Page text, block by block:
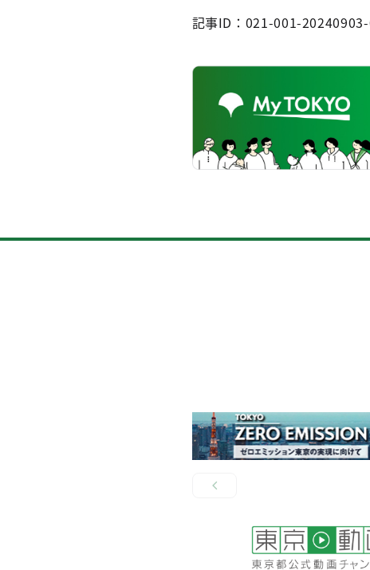
記事ID：021-001-